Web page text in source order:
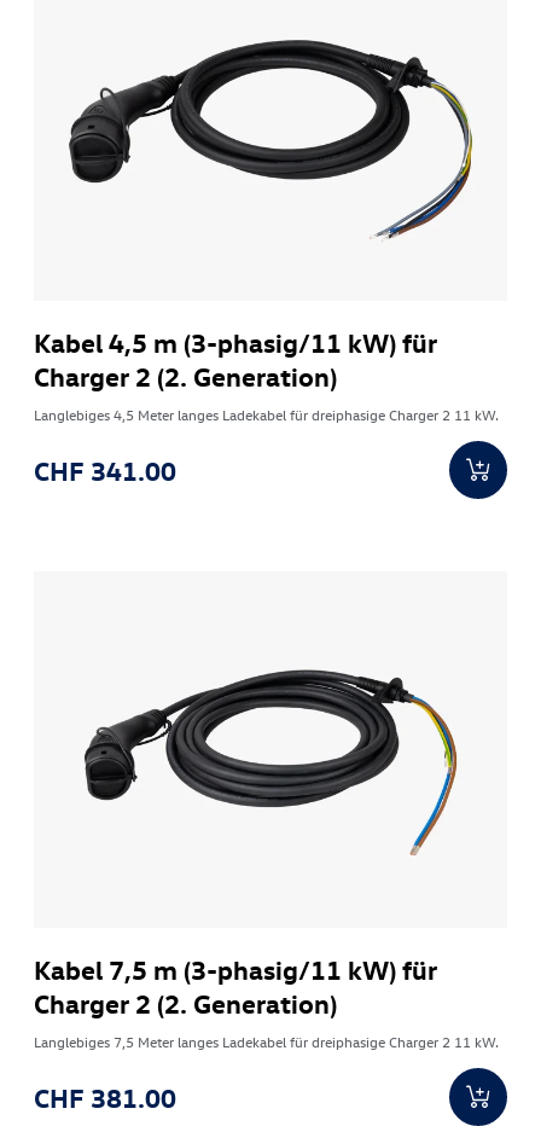
Kabel 4,5 m (3-phasig/11 kW) für
Charger 2 (2. Generation)
Langlebiges 4,5 Meter langes Ladekabel für dreiphasige Charger 2 11 kW.
CHF 341.00
Kabel 7,5 m (3-phasig/11 kW) für
Charger 2 (2. Generation)
Langlebiges 7,5 Meter langes Ladekabel für dreiphasige Charger 2 11 kW.
CHF 381.00